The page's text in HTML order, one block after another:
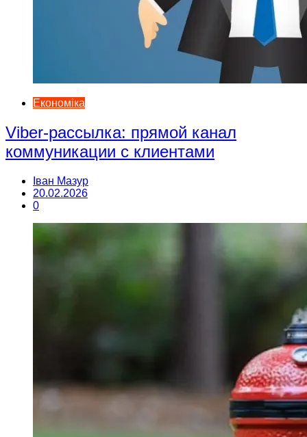
Економіка
Viber-рассылка: прямой канал
коммуникации с клиентами
Іван Мазур
20.02.2026
0